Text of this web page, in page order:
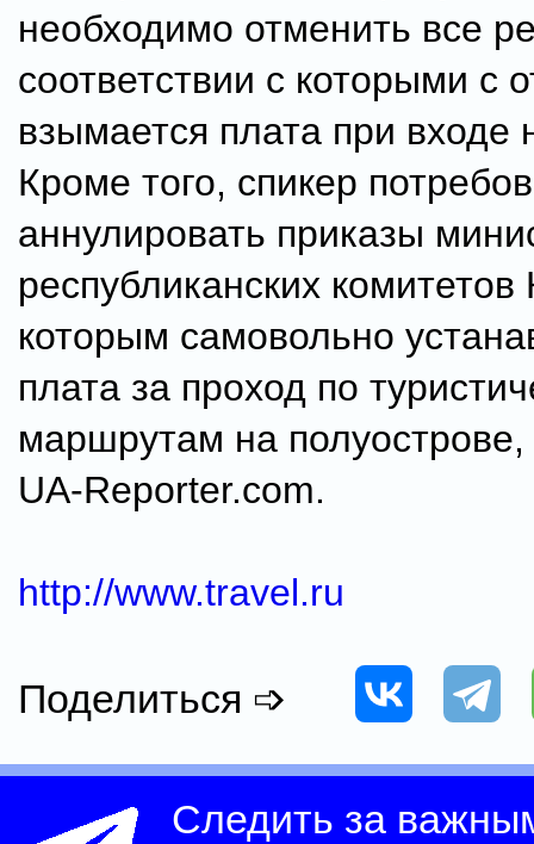
необходимо отменить все
соответствии с которыми с
взымается плата при входе
Кроме того, спикер
аннулировать приказы
республиканских
которым самовольно
плата за проход по
маршрутам на
UA-Reporter.com.
http://www.travel.ru
Поделиться ➩
Следить за